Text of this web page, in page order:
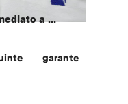
a ...
garante